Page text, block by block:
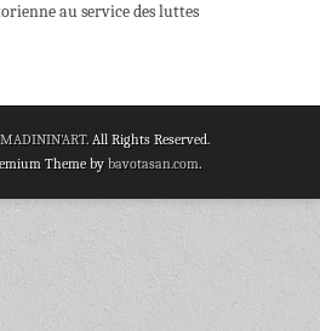
au service des luttes
MADININ'ART. All Rights Reserved.
Theme by bavotasan.com.